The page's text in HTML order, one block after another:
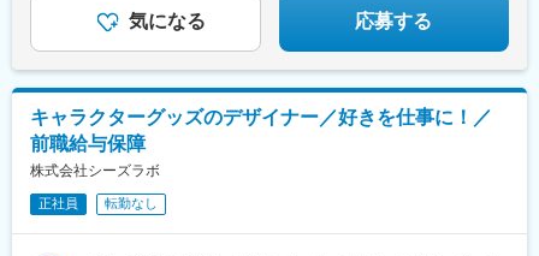
★賞与年2回としっかり還元
気になる 応募する
キャラクターグッズのデザイナー／好きを仕事に！／
前職給与保障
株式会社シーズラボ
正社員 転勤なし